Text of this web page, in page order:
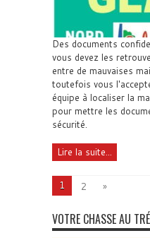
Des documents
vous devez les
entre de mauvaises
toutefois vous
équipe à localiser la
pour mettre les
sécurité.
Lire la suite...
1 2 »
VOTRE CHASSE AU